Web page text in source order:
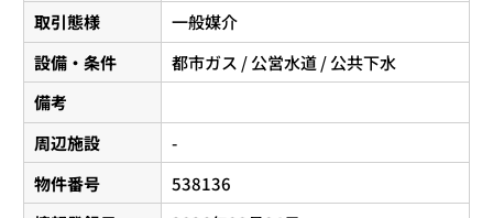
取引態様
一般媒介
設備・条件
都市ガス / 公営水道 / 公共下水
備考
周辺施設
-
物件番号
538136